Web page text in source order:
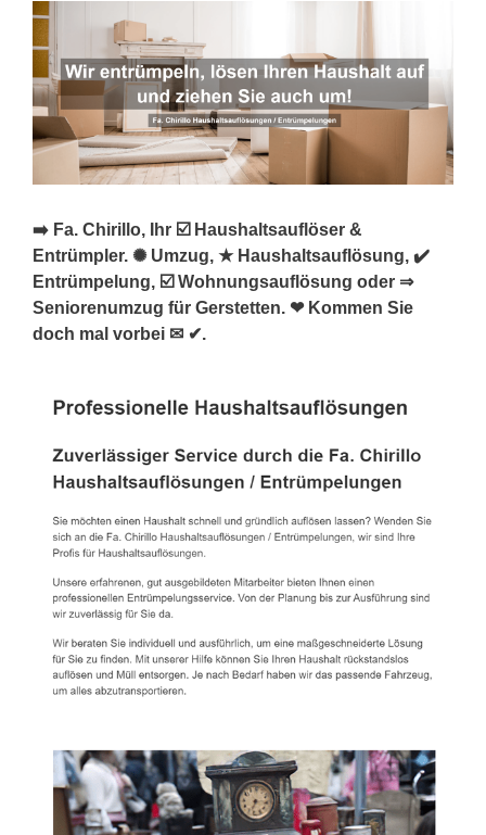
➡️ Fa. Chirillo, Ihr ☑️ Haushaltsauflöser &
Entrümpler. ✺ Umzug, ★ Haushaltsauflösung, ✔️
Entrümpelung, ☑️ Wohnungsauflösung oder ⇒
Seniorenumzug für Gerstetten. ❤ Kommen Sie
doch mal vorbei ✉ ✔.